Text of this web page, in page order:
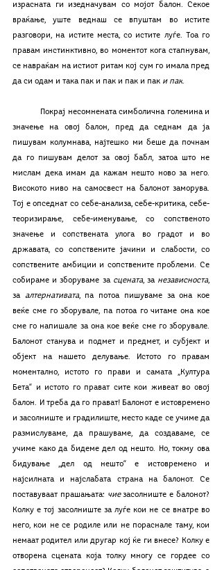
израсната ги изедначувам со мојот балон. Секое
враќање, уште веднаш се впуштам во истите
разговори, на истите места, со истите луѓе. Тоа го
правам инстинктивно, во моментот кога стапнувам,
се навраќам на истиот ритам кој сум го имала пред
да си одам и така пак и пак и пак и пак и пак.
значење на овој балон, пред да седнам да ја
пишувам колумнава, најтешко ми беше да почнам
да го пишувам делот за овој бабл, затоа што не
мислам дека имам да кажам нешто ново за него.
Високото ниво на самосвест на балонот заморува.
Тој е опседнат со себе-анализа, себе-критика, себе-
теоризирање, себе-именување, со сопственото
значење и сопствената улога во градот и во
државата, со сопствените јачини и слабости, со
сопствените амбиции и сопствените проблеми. Се
собираме и зборуваме за сцената, за независноста,
за
алтернативата, па потоа пишуваме за она кое
веќе сме го зборувале, па потоа го читаме она кое
сме го напишале за она кое веќе сме го зборувале.
Балонот станува и подмет и предмет, и субјект и
објект на нашето делување. Истото го правам
моментално, истото го прави и самата „Култура
Бета“ и истото го прават сите кои живеат во овој
балон. И треба да го прават! Балонот е истовремено
и засолниште и градилиште, место каде се учиме да
размислуваме, да прашуваме, да создаваме, се
учиме како да бидеме дел од нешто. Но, токму ова
бидување „дел од нешто“ е истовремено и
најсилната и најслабата страна на балонот. Се
поставуваат прашањата: чие засолниште е балонот?
Колку е тој засолниште за луѓе кои не се внатре во
него, кои не се родиле или не пораснале таму, кои
немаат родител или другар кој ќе ги внесе? Колку е
отворена сцената која толку многу се гордее со